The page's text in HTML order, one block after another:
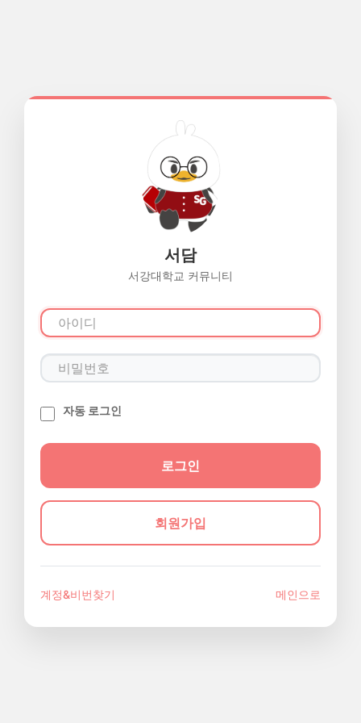
서담
서강대학교 커뮤니티
자동 로그인
회원가입
계정&비번찾기 메인으로